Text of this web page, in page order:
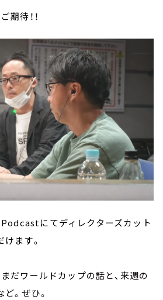
期待！！
odcastにてディレクターズカット
ます。
だワールドカップの話と、来週の
。ぜひ。